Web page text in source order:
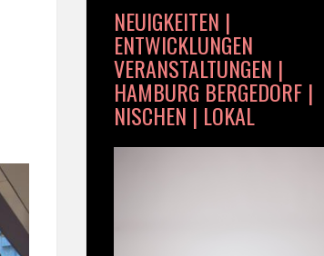
NEUIGKEITEN |
ENTWICKLUNGEN
VERANSTALTUNGEN |
HAMBURG BERGEDORF |
NISCHEN | LOKAL